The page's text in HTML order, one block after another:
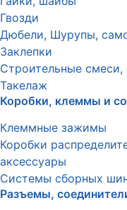
Гвозди
Дюбели, Шурупы,
Заклепки
Строительные смеси,
Такелаж
Коробки, клеммы и
Клеммные зажимы
Коробки
аксессуары
Системы сборных
Разъемы,